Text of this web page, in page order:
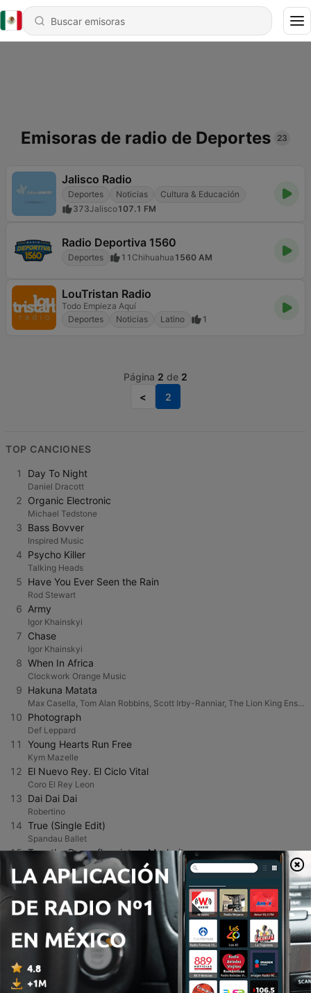
Emisoras de radio de Deportes 23
Jalisco Radio
Deportes Noticias
Cultura & Educación
373Jalisco107.1 FM
Radio Deportiva 1560
Deportes 11 Chihuahua 1560 AM
LouTristan Radio
Todo Empieza Aquí
Deportes
Noticias Latino 1
Página 2 de 2
<
2
TOP CANCIONES
1 Day To Night
Daniel Dracott
2 Organic Electronic
Michael Tedstone
3 Bass Bovver
Inspired Music
4 Psycho Killer
Talking Heads
5 Have You Ever Seen the Rain
Rod Stewart
6 Army
Igor Khainskyi
7 Chase
Igor Khainskyi
8 When In Africa
Clockwork Orange Music
9 Hakuna Matata
Max Casella, Tom Alan Robbins, Scott Irby-Ranniar, The Lion King Ensemble & Jason Raize
10 Photograph
Def Leppard
11 Young Hearts Run Free
Kym Mazelle
12 El Nuevo Rey. El Ciclo Vital
Coro El Rey Leon
13 Dai Dai Dai
Robertino
14 True (Single Edit)
Spandau Ballet
15 Turn the Dancefloor into a Moshpit
16 Ctrl Alt Defeat
17 I Don't Give A ...
18 Kith and Kin
Brontide
19
Ryan Taubert
20 Triple Jump Kid